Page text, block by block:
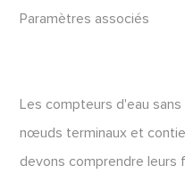
Paramètres associés
Les compteurs d'eau
nœuds terminaux et
devons comprendre leurs